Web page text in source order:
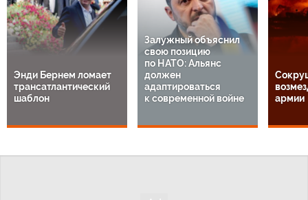
Энди Бернем ломает
трансатлантический
шаблон
Залужный объяснил
свою позицию
по НАТО: Альянс
должен
адаптироваться
к современной войне
армии